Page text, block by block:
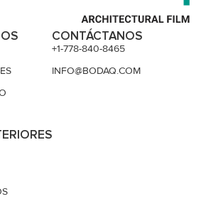
CONTÁCTANOS
+1-778-840-8465
INFO@BODAQ.COM